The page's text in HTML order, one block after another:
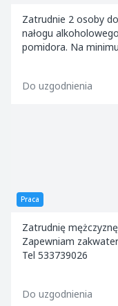
Zatrudnie 2 osoby
nałogu
pomidora. Na
Do uzgodnienia
Praca
Zatrudnię
Zapewniam
Tel 533739026
Do uzgodnienia